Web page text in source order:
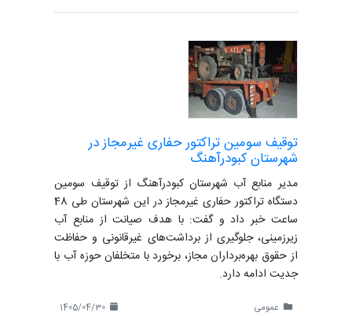
توقیف سومین تراکتور حفاری غیرمجاز در
شهرستان کبودرآهنگ
مدیر منابع آب شهرستان کبودرآهنگ از توقیف سومین
دستگاه تراکتور حفاری غیرمجاز در این شهرستان طی 48
ساعت خبر داد و گفت: با هدف صیانت از منابع آب
زیرزمینی، جلوگیری از برداشت‌های غیرقانونی و حفاظت
از حقوق بهره‌برداران مجاز، برخورد با متخلفان حوزه آب با
جدیت ادامه دارد.
عمومی